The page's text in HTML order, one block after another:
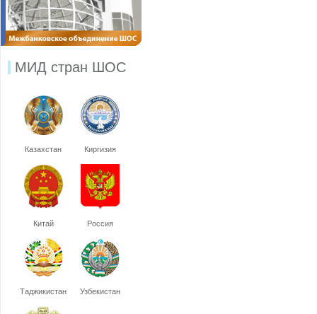
МИД стран ШОС
Казахстан Киргизия
Китай Россия
Таджикистан Узбекистан